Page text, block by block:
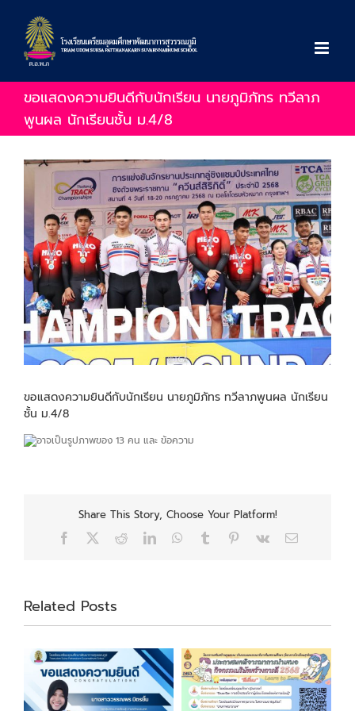
content
ขอแสดงความยินดีกับนักเรียน นายภูมิภัทร ทวีลาภ
พูนผล นักเรียนชั้น ม.4/8
View
Larger
ขอแสดงความยินดีกับนักเรียน นายภูมิภัทร ทวีลาภพูนผล นักเรียน
ชั้น ม.4/8
Share This Story, Choose Your Platform!
Facebook RedditLinkedInWhatsApp
Tumblr Pinterest
Vk Email
Related Posts